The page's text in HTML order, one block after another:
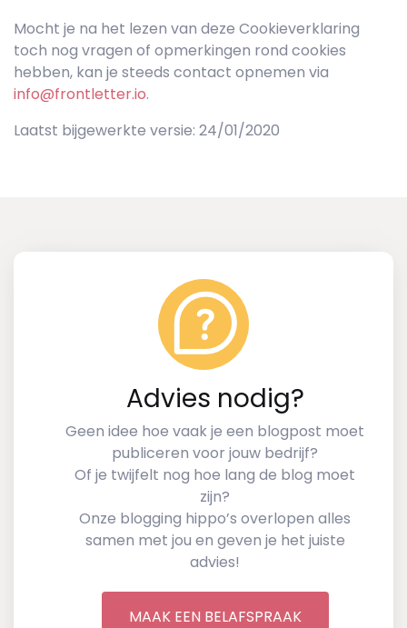
Mocht je na het lezen van deze Cookieverklaring
toch nog vragen of opmerkingen rond cookies
hebben, kan je steeds contact opnemen via
info@frontletter.io.
Laatst bijgewerkte versie: 24/01/2020
Advies nodig?
Geen idee hoe vaak je een blogpost moet
publiceren voor jouw bedrijf?
Of je twijfelt nog hoe lang de blog moet
zijn?
Onze blogging hippo’s overlopen alles
samen met jou en geven je het juiste
advies!
MAAK EEN BELAFSPRAAK